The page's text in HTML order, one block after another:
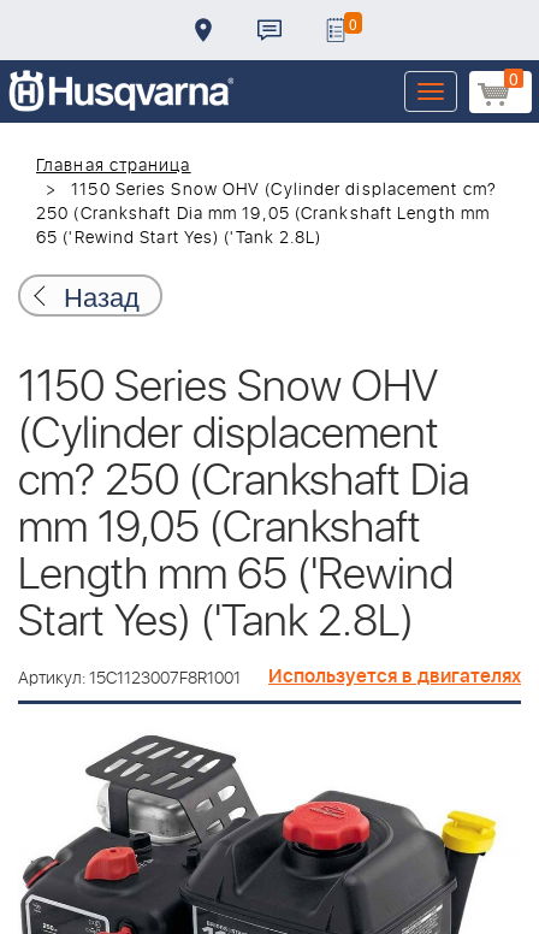
0
0
Toggle
navigation
Главная страница
1150 Series Snow OHV (Cylinder displacement cm?
250 (Crankshaft Dia mm 19,05 (Crankshaft Length mm
65 ('Rewind Start Yes) ('Tank 2.8L)
Назад
1150 Series Snow OHV
(Cylinder displacement
cm? 250 (Crankshaft Dia
mm 19,05 (Crankshaft
Length mm 65 ('Rewind
Start Yes) ('Tank 2.8L)
Артикул: 15C1123007F8R1001 Используется в двигателях